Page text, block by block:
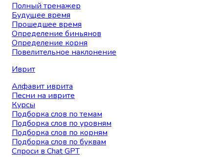
Полный тренажер
Будущее время
Прошедшее время
Определение биньянов
Определение корня
Повелительное наклонение
Иврит
Алфавит иврита
Песни на иврите
Курсы
Подборка слов по темам
Подборка слов по уровням
Подборка слов по корням
Подборка слов по буквам
Спроси в Chat GPT